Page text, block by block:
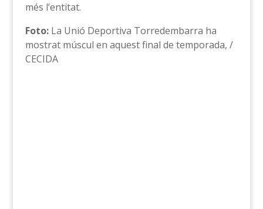
més l’entitat.
Foto:La Unió Deportiva Torredembarra ha
mostrat múscul en aquest final de temporada, /
CECIDA